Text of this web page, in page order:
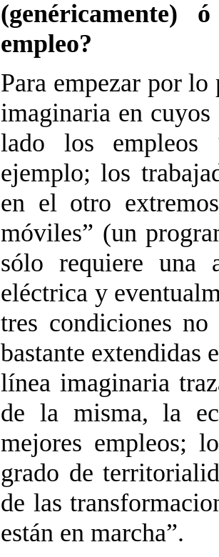
(genéricamente)
empleo?
Para empezar por
imaginaria en cuyos
lado los empleos
ejemplo; los
en el otro
móviles” (un
sólo requiere una
eléctrica y
tres condiciones no
bastante extendidas
línea imaginaria
de la misma, la
mejores empleos;
grado de
de las
están en marcha”.